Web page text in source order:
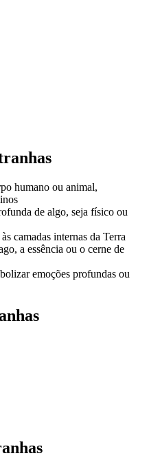
humano ou animal,
de algo, seja físico ou
camadas internas da Terra
a essência ou o cerne de
emoções profundas ou